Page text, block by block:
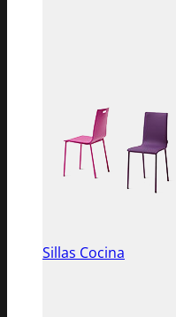
Sillas Cocina